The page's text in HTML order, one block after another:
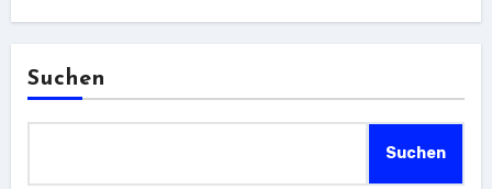
Suchen
Suchen